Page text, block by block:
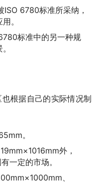
ISO 6780标准所采纳，
。
标准中的另一种规
根据自己的实际情况制
。
外，
一定的市场。
、